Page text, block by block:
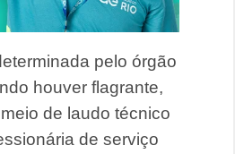
pelo órgão
houver flagrante,
de laudo técnico
de serviço